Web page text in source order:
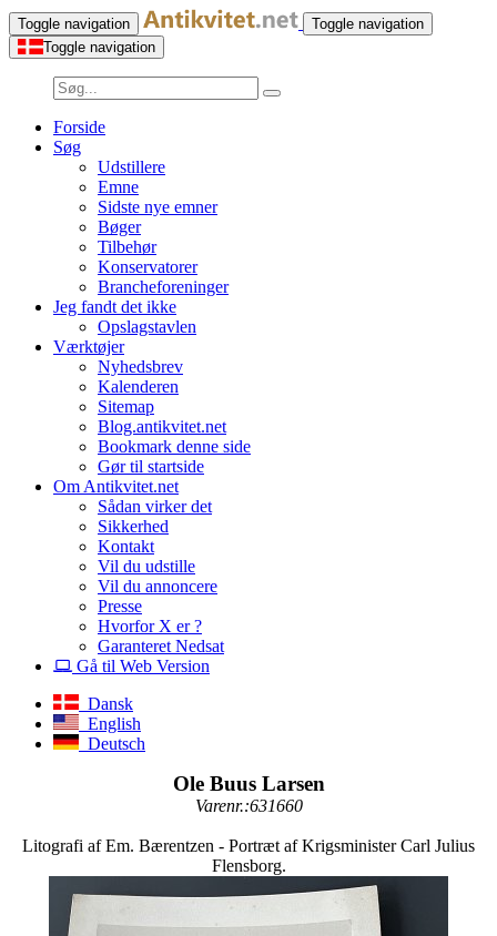
Toggle navigation
Toggle navigation
Toggle navigation
Forside
Søg
Udstillere
Emne
Sidste nye emner
Bøger
Tilbehør
Konservatorer
Brancheforeninger
Jeg fandt det ikke
Opslagstavlen
Værktøjer
Nyhedsbrev
Kalenderen
Sitemap
Blog.antikvitet.net
Bookmark denne side
Gør til startside
Om Antikvitet.net
Sådan virker det
Sikkerhed
Kontakt
Vil du udstille
Vil du annoncere
Presse
Hvorfor X er ?
Garanteret Nedsat
Gå til Web Version
Dansk
English
Deutsch
Ole Buus Larsen
Varenr.:631660
Litografi af Em. Bærentzen - Portræt af Krigsminister Carl Julius
Flensborg.